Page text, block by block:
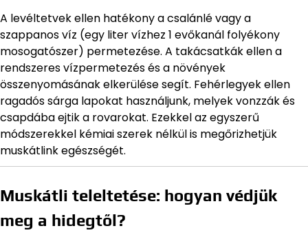
A levéltetvek ellen hatékony a csalánlé vagy a
szappanos víz (egy liter vízhez 1 evőkanál folyékony
mosogatószer) permetezése. A takácsatkák ellen a
rendszeres vízpermetezés és a növények
összenyomásának elkerülése segít. Fehérlegyek ellen
ragadós sárga lapokat használjunk, melyek vonzzák és
csapdába ejtik a rovarokat. Ezekkel az egyszerű
módszerekkel kémiai szerek nélkül is megőrizhetjük
muskátlink egészségét.
Muskátli teleltetése: hogyan védjük
meg a hidegtől?